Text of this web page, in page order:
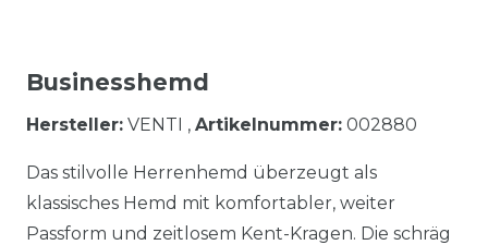
Businesshemd
Hersteller: VENTI , Artikelnummer: 002880
Das stilvolle Herrenhemd überzeugt als
klassisches Hemd mit komfortabler, weiter
Passform und zeitlosem Kent-Kragen. Die schräg